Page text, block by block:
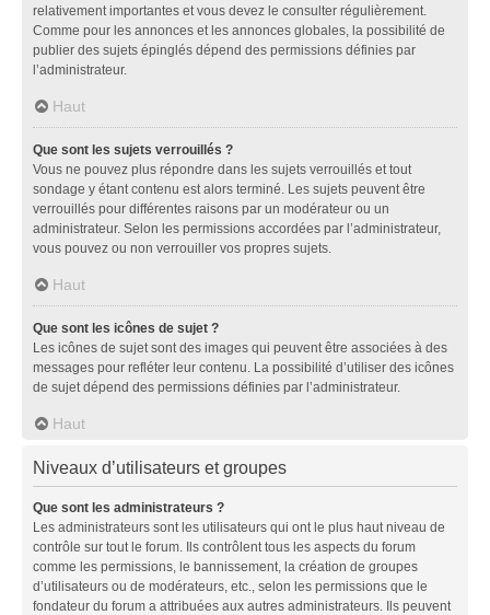
relativement importantes et vous devez le consulter régulièrement.
Comme pour les annonces et les annonces globales, la possibilité de
publier des sujets épinglés dépend des permissions définies par
l’administrateur.
Haut
Que sont les sujets verrouillés ?
Vous ne pouvez plus répondre dans les sujets verrouillés et tout
sondage y étant contenu est alors terminé. Les sujets peuvent être
verrouillés pour différentes raisons par un modérateur ou un
administrateur. Selon les permissions accordées par l’administrateur,
vous pouvez ou non verrouiller vos propres sujets.
Haut
Que sont les icônes de sujet ?
Les icônes de sujet sont des images qui peuvent être associées à des
messages pour refléter leur contenu. La possibilité d’utiliser des icônes
de sujet dépend des permissions définies par l’administrateur.
Haut
Niveaux d’utilisateurs et groupes
Que sont les administrateurs ?
Les administrateurs sont les utilisateurs qui ont le plus haut niveau de
contrôle sur tout le forum. Ils contrôlent tous les aspects du forum
comme les permissions, le bannissement, la création de groupes
d’utilisateurs ou de modérateurs, etc., selon les permissions que le
fondateur du forum a attribuées aux autres administrateurs. Ils peuvent